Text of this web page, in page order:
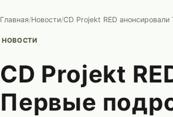
Главная/Новости/
НОВОСТИ
CD Projekt
Первые